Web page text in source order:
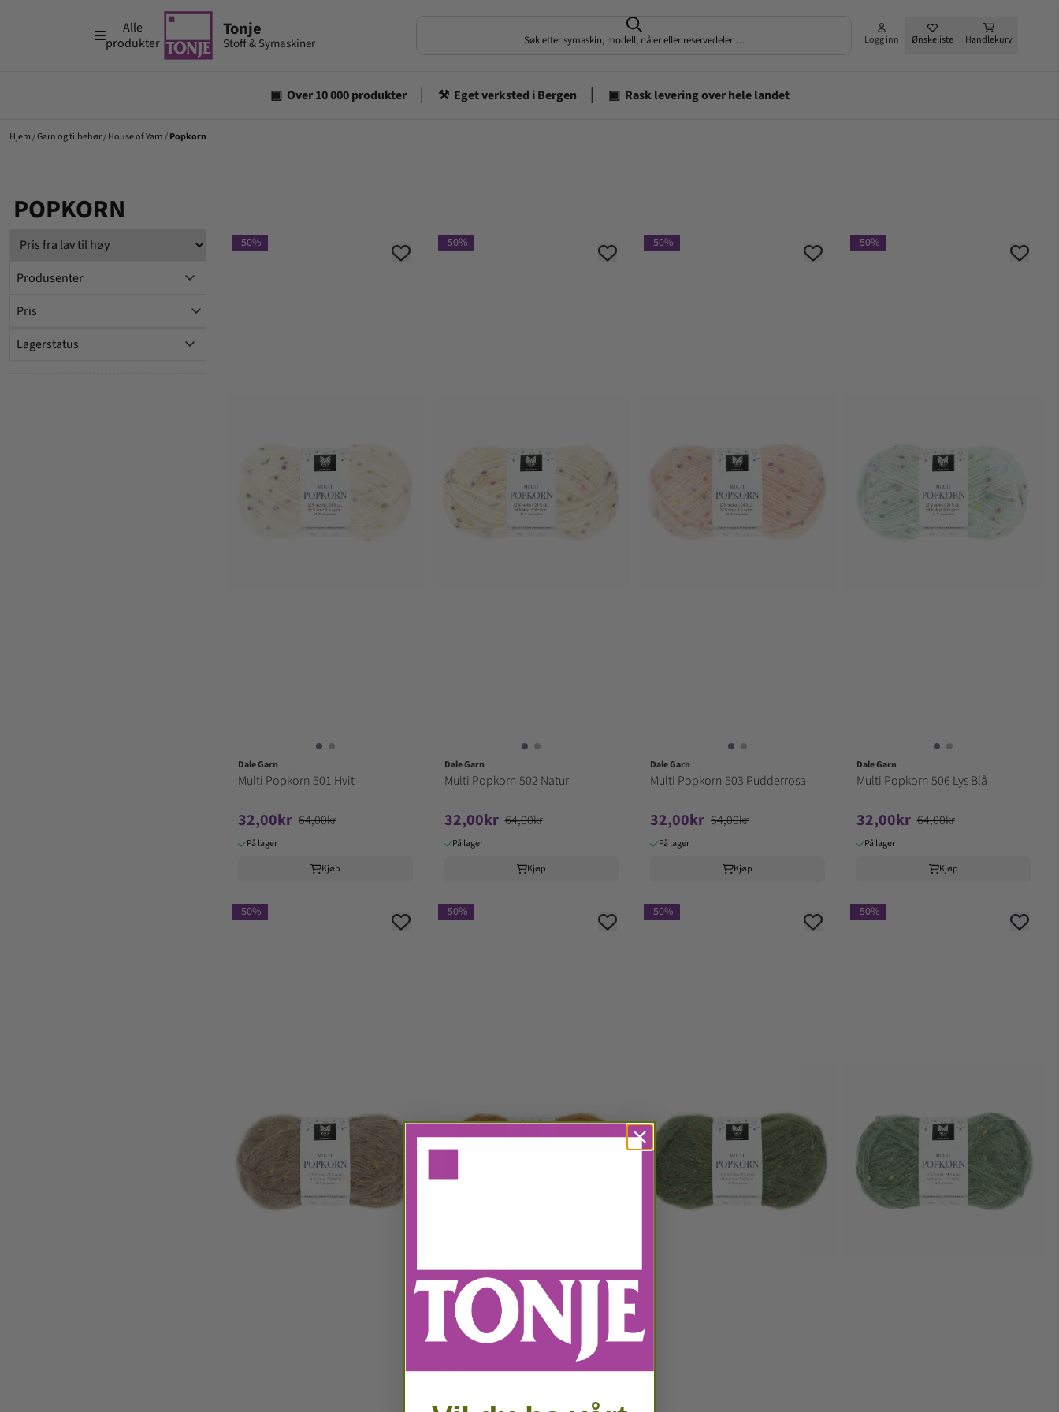
Alle
produkter
Søk etter symaskin, modell, nåler eller reservedeler … Logg inn Ønskeliste Handlekurv
Hjem/Garn og tilbehør/House of Yarn/Popkorn
POPKORN
Produsenter
Pris
Lagerstatus
-50%
Dale Garn
Multi Popkorn 501 Hvit
32,00kr 64,00kr
På lager
Kjøp
-50%
Dale Garn
Multi Popkorn 502 Natur
32,00kr 64,00kr
På lager
Kjøp
-50%
Dale Garn
Multi Popkorn 503 Pudderrosa
32,00kr 64,00kr
På lager
Kjøp
-50%
Dale Garn
Multi Popkorn 506 Lys Blå
32,00kr 64,00kr
På lager
Kjøp
-50% -50% -50% -50%